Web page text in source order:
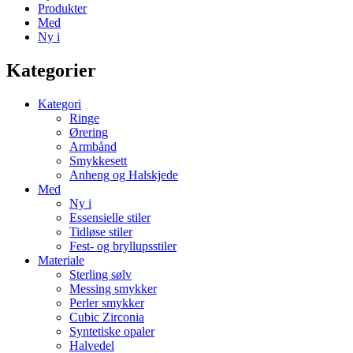
Produkter
Med
Ny i
Kategorier
Kategori
Ringe
Ørering
Armbånd
Smykkesett
Anheng og Halskjede
Med
Ny i
Essensielle stiler
Tidløse stiler
Fest- og bryllupsstiler
Materiale
Sterling sølv
Messing smykker
Perler smykker
Cubic Zirconia
Syntetiske opaler
Halvedel